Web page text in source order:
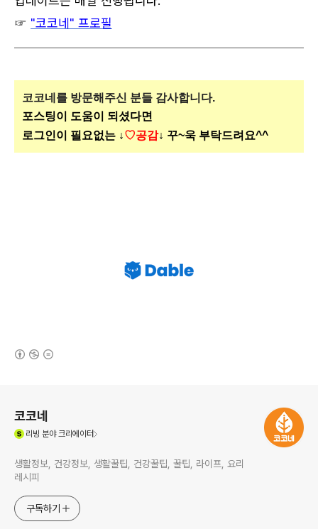
☞ "코코네" 프로필
코코네를 방문해주신 분들 감사합니다.
포스팅이 도움이 되셨다면
로그인이 필요없는 ↓♡공감↓ 꾸~욱 부탁드려요^^
코코네
리빙 분야 크리에이터
생활정보, 건강정보, 생활꿀팁, 건강꿀팁, 꿀팁, 라이프, 요리
레시피
구독하기